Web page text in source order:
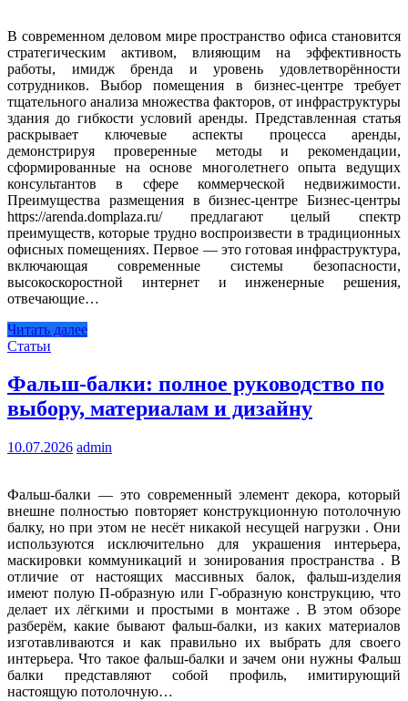
В современном деловом мире пространство офиса становится
стратегическим активом, влияющим на эффективность
работы, имидж бренда и уровень удовлетворённости
сотрудников. Выбор помещения в бизнес‑центре требует
тщательного анализа множества факторов, от инфраструктуры
здания до гибкости условий аренды. Представленная статья
раскрывает ключевые аспекты процесса аренды,
демонстрируя проверенные методы и рекомендации,
сформированные на основе многолетнего опыта ведущих
консультантов в сфере коммерческой недвижимости.
Преимущества размещения в бизнес‑центре Бизнес‑центры
https://arenda.domplaza.ru/ предлагают целый спектр
преимуществ, которые трудно воспроизвести в традиционных
офисных помещениях. Первое — это готовая инфраструктура,
включающая современные системы безопасности,
высокоскоростной интернет и инженерные решения,
отвечающие…
Читать далее
Статьи
Фальш-балки: полное руководство по
выбору, материалам и дизайну
10.07.2026 admin
Фальш-балки — это современный элемент декора, который
внешне полностью повторяет конструкционную потолочную
балку, но при этом не несёт никакой несущей нагрузки . Они
используются исключительно для украшения интерьера,
маскировки коммуникаций и зонирования пространства . В
отличие от настоящих массивных балок, фальш-изделия
имеют полую П-образную или Г-образную конструкцию, что
делает их лёгкими и простыми в монтаже . В этом обзоре
разберём, какие бывают фальш-балки, из каких материалов
изготавливаются и как правильно их выбрать для своего
интерьера. Что такое фальш-балки и зачем они нужны Фальш
балки представляют собой профиль, имитирующий
настоящую потолочную…